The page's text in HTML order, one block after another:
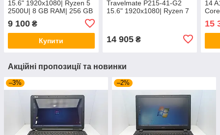
15.6" 1920x1080| Ryzen 5
2500U| 8 GB RAM| 256 GB
9 100 ₴
Купити
Travelmate P215-41-G2
15.6" 1920x1080| Ryzen 7
14 905₴
14
15
Акційні пропозиції та новинки
–3% –2%